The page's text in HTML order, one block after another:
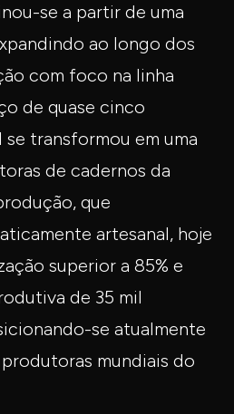
se a partir de uma
ao longo dos
com foco na linha
de quase cinco
se transformou em uma
de cadernos da
que
artesanal, hoje
superior a 85% e
de 35 mil
se atualmente
mundiais do